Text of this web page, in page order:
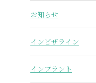
お知らせ
インビザライン
インプラント